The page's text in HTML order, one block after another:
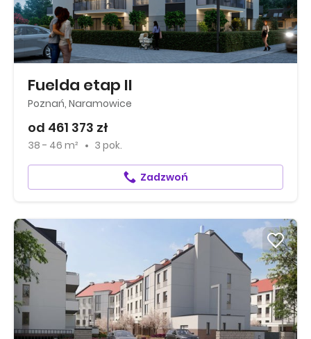
Fuelda etap II
Poznań, Naramowice
od 461 373 zł
38 - 46 m² 3 pok.
Zadzwoń